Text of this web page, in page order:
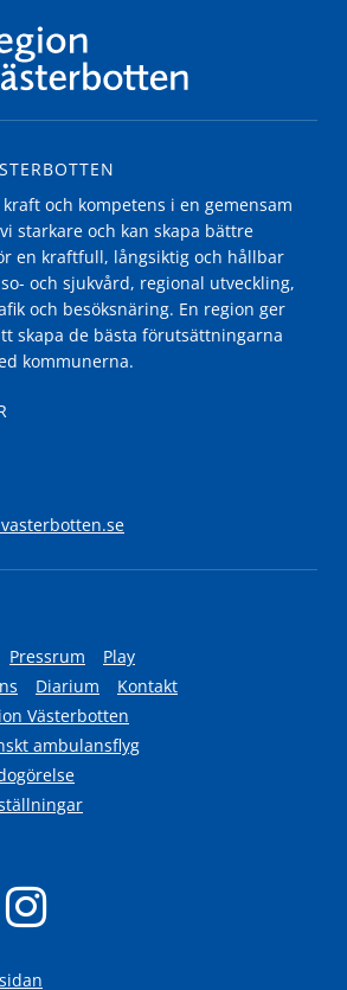
och kompetens i en gemensam
starkare och kan skapa bättre
en kraftfull, långsiktig och hållbar
och sjukvård, regional utveckling,
och besöksnäring. En region ger
skapa de bästa förutsättningarna
kommunerna.
Pressrum
Play
Diarium
Kontakt
Västerbotten
ambulansflyg